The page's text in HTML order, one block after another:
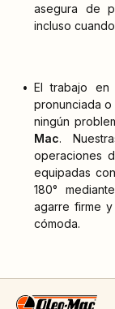
asegura de
incluso
El trabajo en
pronunciada
ningún
Mac.
operaciones
equipadas
180°
agarre firme
cómoda.